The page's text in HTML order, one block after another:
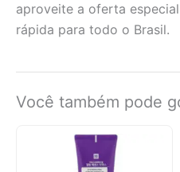
aproveite a oferta
rápida para todo o Brasil.
Você também pode